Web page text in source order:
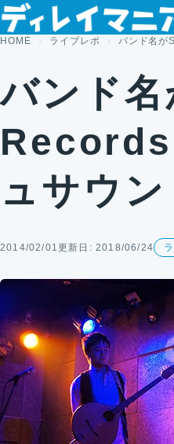
コンテンツへスキップ
HOME ライブレポ バンド名が
バンド
Records
ュサウ
2014/02/01 更新日: 2018/06/24